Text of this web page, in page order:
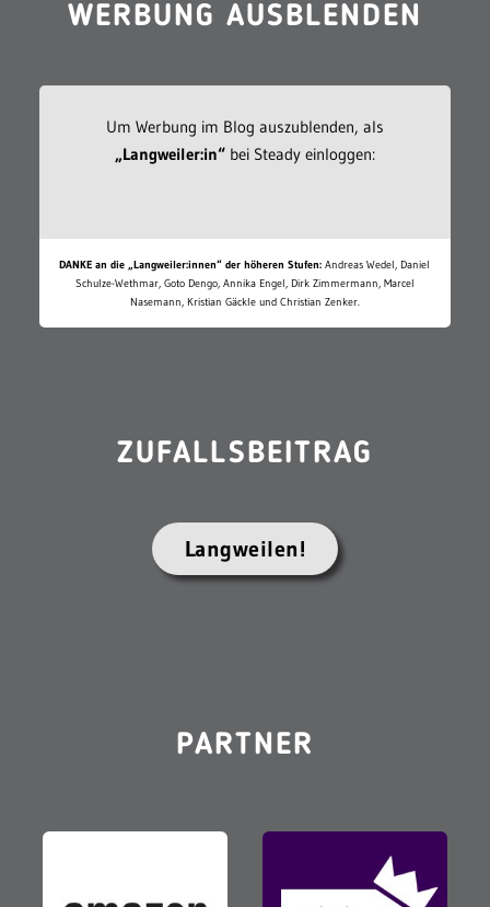
WERBUNG AUSBLENDEN
Um Werbung im Blog auszublenden, als
„Langweiler:in“bei Steady einloggen:
DANKE an die „Langweiler:innen“ der höheren Stufen: Andreas Wedel, Daniel
Schulze-Wethmar, Goto Dengo, Annika Engel, Dirk Zimmermann, Marcel
Nasemann, Kristian Gäckle und Christian Zenker.
ZUFALLSBEITRAG
Langweilen!
PARTNER